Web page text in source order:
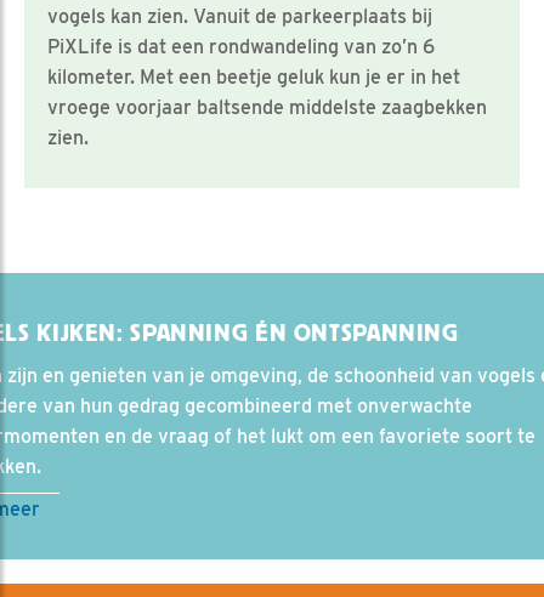
vogels kan zien. Vanuit de parkeerplaats bij
PiXLife is dat een rondwandeling van zo’n 6
kilometer. Met een beetje geluk kun je er in het
vroege voorjaar baltsende middelste zaagbekken
zien.
KIJKEN: SPANNING ÉN ONTSPANNING
zijn en genieten van je omgeving, de schoonheid van vogels
van hun gedrag gecombineerd met onverwachte
en de vraag of het lukt om een favoriete soort te